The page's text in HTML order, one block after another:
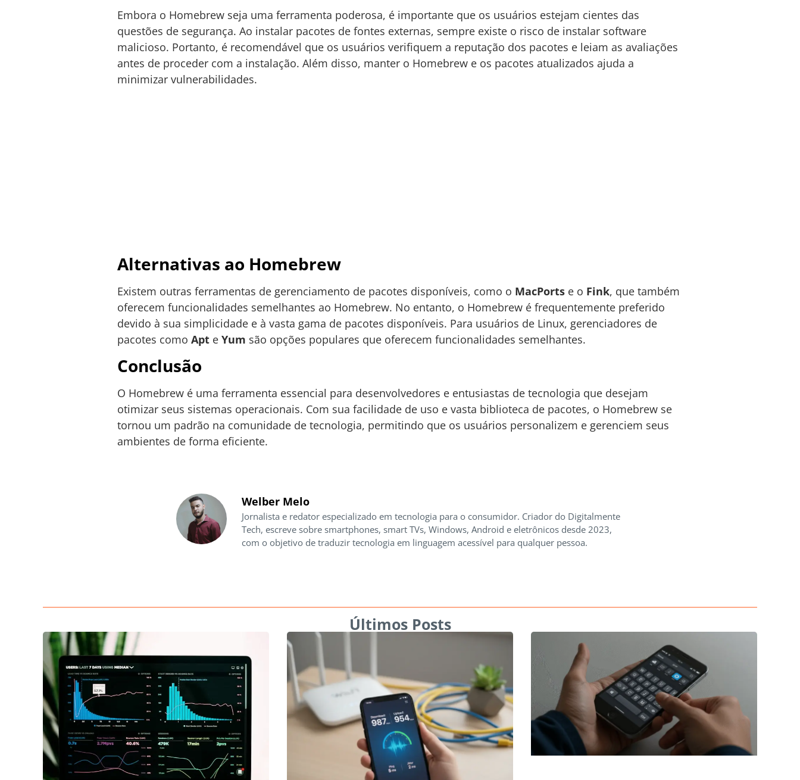
Embora o Homebrew seja uma ferramenta poderosa, é importante que os usuários estejam cientes das
questões de segurança. Ao instalar pacotes de fontes externas, sempre existe o risco de instalar software
malicioso. Portanto, é recomendável que os usuários verifiquem a reputação dos pacotes e leiam as avaliações
antes de proceder com a instalação. Além disso, manter o Homebrew e os pacotes atualizados ajuda a
minimizar vulnerabilidades.
Alternativas ao Homebrew
Existem outras ferramentas de gerenciamento de pacotes disponíveis, como o MacPorts e o Fink, que também
oferecem funcionalidades semelhantes ao Homebrew. No entanto, o Homebrew é frequentemente preferido
devido à sua simplicidade e à vasta gama de pacotes disponíveis. Para usuários de Linux, gerenciadores de
pacotes como Apt e Yum são opções populares que oferecem funcionalidades semelhantes.
Conclusão
O Homebrew é uma ferramenta essencial para desenvolvedores e entusiastas de tecnologia que desejam
otimizar seus sistemas operacionais. Com sua facilidade de uso e vasta biblioteca de pacotes, o Homebrew se
tornou um padrão na comunidade de tecnologia, permitindo que os usuários personalizem e gerenciem seus
ambientes de forma eficiente.
Welber Melo
Jornalista e redator especializado em tecnologia para o consumidor. Criador do Digitalmente
Tech, escreve sobre smartphones, smart TVs, Windows, Android e eletrônicos desde 2023,
com o objetivo de traduzir tecnologia em linguagem acessível para qualquer pessoa.
Últimos Posts